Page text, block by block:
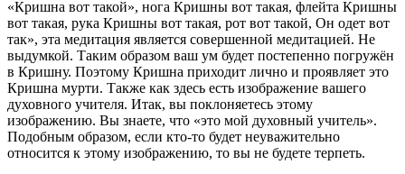
«Кришна вот такой», нога Кришны вот такая, флейта Кришны
вот такая, рука Кришны вот такая, рот вот такой, Он одет вот
так», эта медитация является совершенной медитацией. Не
выдумкой. Таким образом ваш ум будет постепенно погружён
в Кришну. Поэтому Кришна приходит лично и проявляет это
Кришна мурти. Также как здесь есть изображение вашего
духовного учителя. Итак, вы поклоняетесь этому
изображению. Вы знаете, что «это мой духовный учитель».
Подобным образом, если кто-то будет неуважительно
относится к этому изображению, то вы не будете терпеть.